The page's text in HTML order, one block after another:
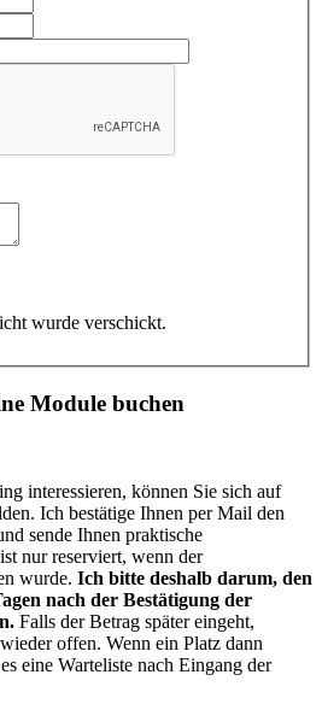
wurde verschickt.
Module buchen
interessieren, können Sie sich auf
Ich bestätige Ihnen per Mail den
sende Ihnen praktische
nur reserviert, wenn der
wurde. Ich bitte deshalb darum, den
nach der Bestätigung der
Falls der Betrag später eingeht,
offen. Wenn ein Platz dann
eine Warteliste nach Eingang der